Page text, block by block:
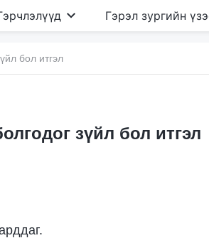
Гэрэл зургийн
бол итгэл
зүйл бол итгэл